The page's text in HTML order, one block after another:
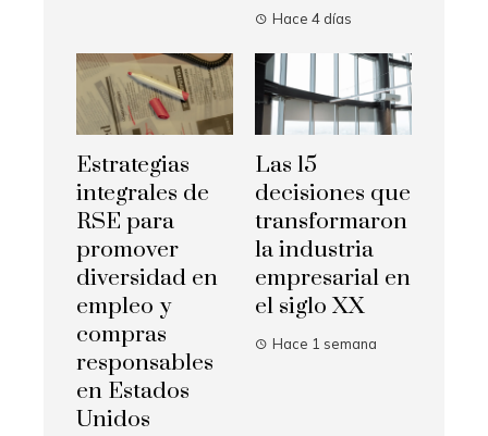
Hace 4 días
Estrategias
integrales de
RSE para
promover
diversidad en
empleo y
compras
responsables
en Estados
Unidos
Las 15
decisiones que
transformaron
la industria
empresarial en
el siglo XX
Hace 1 semana